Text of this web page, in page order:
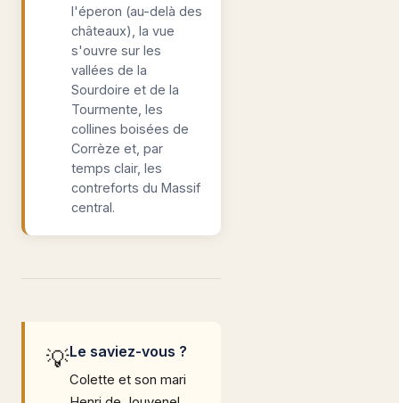
l'éperon (au-delà des
châteaux), la vue
s'ouvre sur les
vallées de la
Sourdoire et de la
Tourmente, les
collines boisées de
Corrèze et, par
temps clair, les
contreforts du Massif
central.
💡Le saviez-vous ?
Colette et son mari